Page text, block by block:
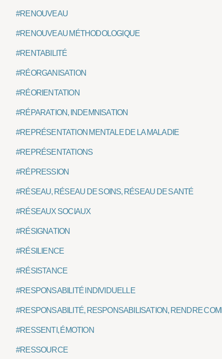
#RENOUVEAU
#RENOUVEAU MÉTHODOLOGIQUE
#RENTABILITÉ
#RÉORGANISATION
#RÉORIENTATION
#RÉPARATION, INDEMNISATION
#REPRÉSENTATION MENTALE DE LA MALADIE
#REPRÉSENTATIONS
#RÉPRESSION
#RÉSEAU, RÉSEAU DE SOINS, RÉSEAU DE SANTÉ
#RÉSEAUX SOCIAUX
#RÉSIGNATION
#RÉSILIENCE
#RÉSISTANCE
#RESPONSABILITÉ INDIVIDUELLE
#RESPONSABILITÉ, RESPONSABILISATION, RENDRE
#RESSENTI, ÉMOTION
#RESSOURCE